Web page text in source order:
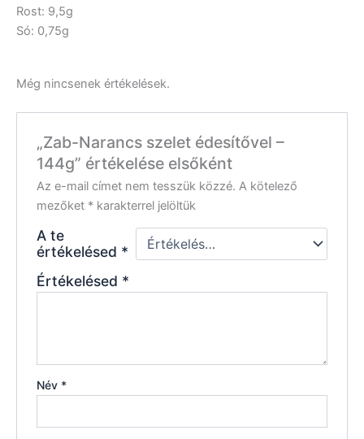
Rost: 9,5g
Só: 0,75g
Még nincsenek értékelések.
„Zab-Narancs szelet édesítővel –
144g” értékelése elsőként
Az e-mail címet nem tesszük közzé. A kötelező
mezőket * karakterrel jelöltük
A te
értékelésed *
Értékelésed *
Név *